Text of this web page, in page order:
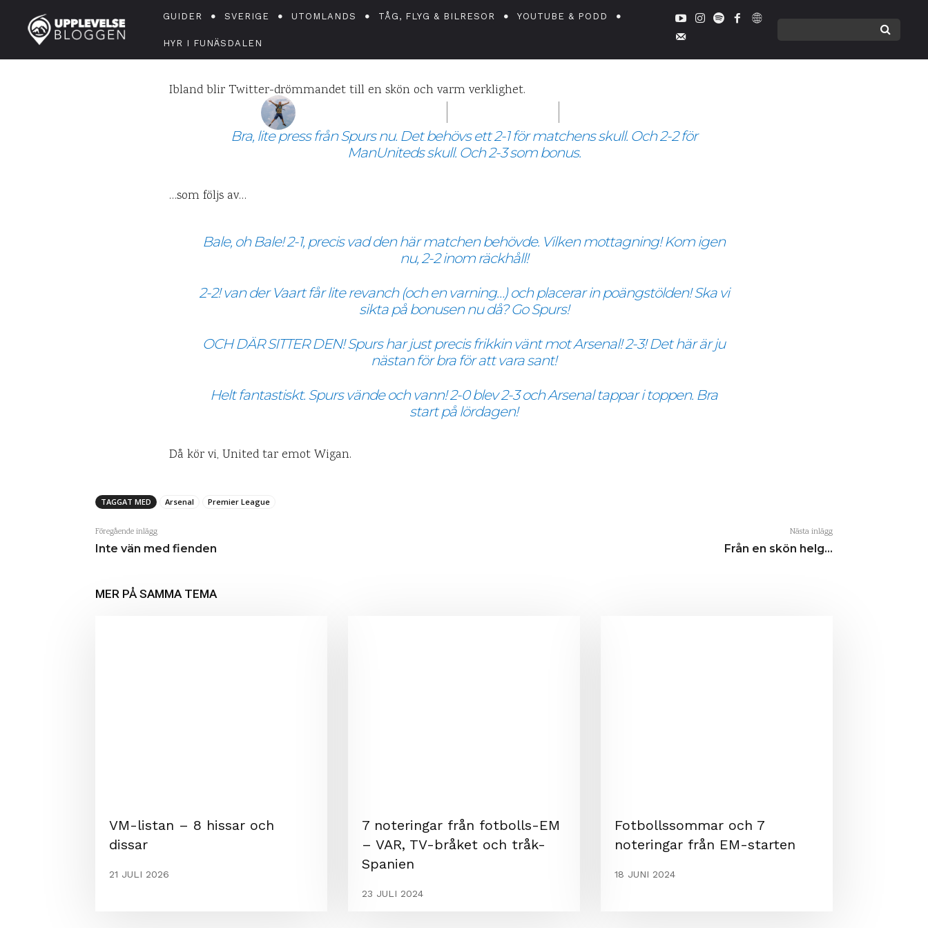
GUIDER SVERIGE UTOMLANDS TÅG, FLYG & BILRESOR YOUTUBE & PODD
HYR I FUNÄSDALENNär Twitterdrömmen slår in
Ibland blir Twitter-drömmandet till en skön och varm verklighet.
Bra, lite press från Spurs nu. Det behövs ett 2-1 för matchens skull. Och 2-2 för
ManUniteds skull. Och 2-3 som bonus.
…som följs av…
Bale, oh Bale! 2-1, precis vad den här matchen behövde. Vilken mottagning! Kom igen
nu, 2-2 inom räckhåll!
2-2! van der Vaart får lite revanch (och en varning…) och placerar in poängstölden! Ska vi
sikta på bonusen nu då? Go Spurs!
OCH DÄR SITTER DEN! Spurs har just precis frikkin vänt mot Arsenal! 2-3! Det här är ju
nästan för bra för att vara sant!
Helt fantastiskt. Spurs vände och vann! 2-0 blev 2-3 och Arsenal tappar i toppen. Bra
start på lördagen!
Då kör vi, United tar emot Wigan.
TAGGAT MED Arsenal Premier League
Föregående inlägg
Inte vän med fienden
Nästa inlägg
Från en skön helg…
MER PÅ SAMMA TEMA
VM-listan – 8 hissar och
dissar
21 JULI 2026
7 noteringar från fotbolls-EM
– VAR, TV-bråket och tråk-
Spanien
23 JULI 2024
Fotbollssommar och 7
noteringar från EM-starten
18 JUNI 2024